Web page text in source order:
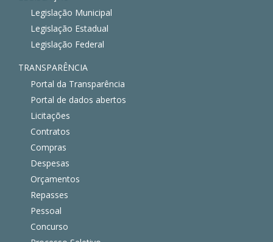
Legislação Municipal
Legislação Estadual
Legislação Federal
TRANSPARÊNCIA
Portal da Transparência
Portal de dados abertos
Licitações
Contratos
Compras
Despesas
Orçamentos
Repasses
Pessoal
Concurso